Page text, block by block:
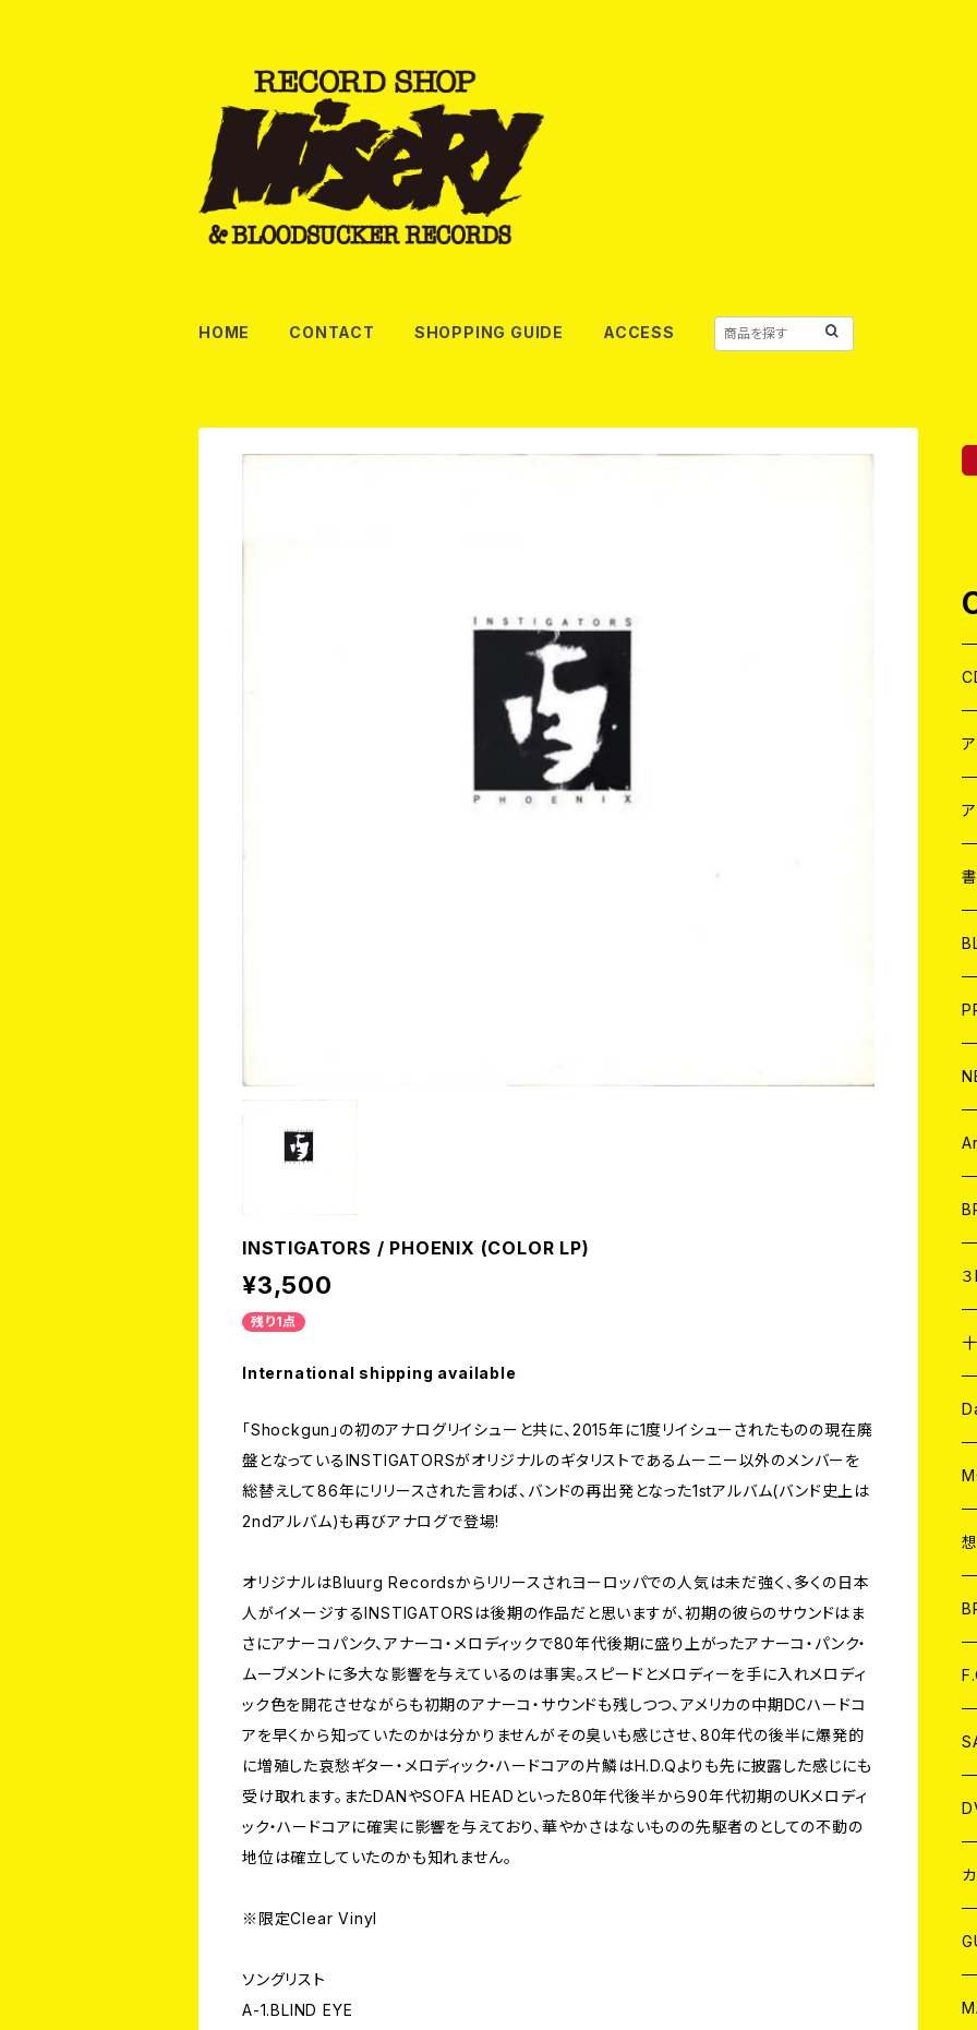
HOME CONTACT SHOPPING GUIDE ACCESS
INSTIGATORS / PHOENIX (COLOR LP)
¥3,500
残り1点
International shipping available
「Shockgun」の初のアナログリイシューと共に、2015年に1度リイシューされたものの現在廃
盤となっているINSTIGATORSがオリジナルのギタリストであるムーニー以外のメンバーを
総替えして86年にリリースされた言わば、バンドの再出発となった1stアルバム(バンド史上は
2ndアルバム)も再びアナログで登場!
オリジナルはBluurg Recordsからリリースされヨーロッパでの人気は未だ強く、多くの日本
人がイメージするINSTIGATORSは後期の作品だと思いますが、初期の彼らのサウンドはま
さにアナーコパンク、アナーコ・メロディックで80年代後期に盛り上がったアナーコ・パンク・
ムーブメントに多大な影響を与えているのは事実。スピードとメロディーを手に入れメロディ
ック色を開花させながらも初期のアナーコ・サウンドも残しつつ、アメリカの中期DCハードコ
アを早くから知っていたのかは分かりませんがその臭いも感じさせ、80年代の後半に爆発的
に増殖した哀愁ギター・メロディック・ハードコアの片鱗はH.D.Qよりも先に披露した感じにも
受け取れます。またDANやSOFA HEADといった80年代後半から90年代初期のUKメロディ
ック・ハードコアに確実に影響を与えており、華やかさはないものの先駆者のとしての不動の
地位は確立していたのかも知れません。
※限定Clear Vinyl
ソングリスト
A-1.BLIND EYE
７
LP